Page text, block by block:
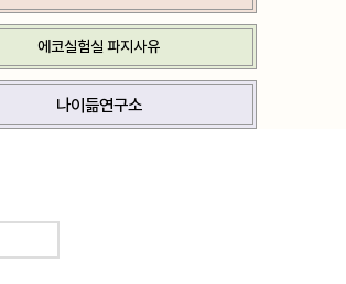
에코실험실 파지사유
나이듦연구소